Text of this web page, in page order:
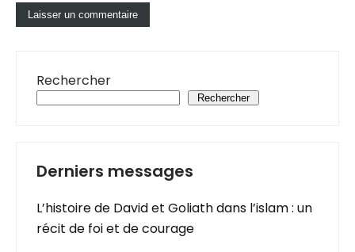
Rechercher
Rechercher
Derniers messages
L’histoire de David et Goliath dans l’islam : un
récit de foi et de courage